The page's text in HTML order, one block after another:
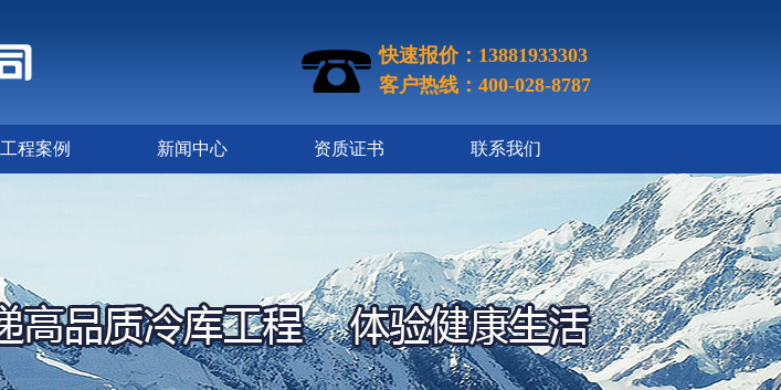
快速报价：13881933303
客户热线：400-028-8787
工程案例 新闻中心 资质证书 联系我们